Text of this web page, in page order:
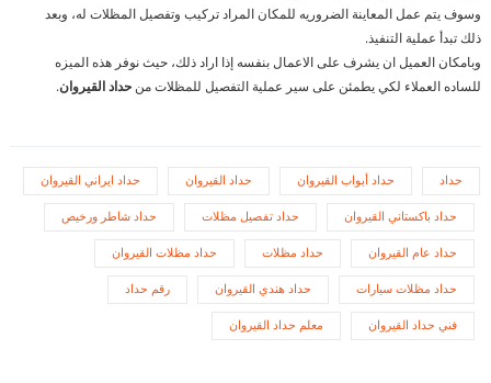
وسوف يتم عمل المعاينة الضروريه للمكان المراد تركيب وتفصيل المظلات له، وبعد
ذلك تبدأ عملية التنفيذ.
وبامكان العميل ان يشرف على الاعمال بنفسه إذا اراد ذلك، حيث نوفر هذه الميزه
للساده العملاء لكي يطمئن على سير عملية التفصيل للمظلات من حداد القيروان.
حداد حداد أبواب القيروان حداد القيروان حداد ايراني القيروان
حداد باكستاني القيروان حداد تفصيل مظلات حداد شاطر ورخيص
حداد عام القيروان حداد مظلات حداد مظلات القيروان
حداد مظلات سيارات حداد هندي القيروان رقم حداد
فني حداد القيروان معلم حداد القيروان